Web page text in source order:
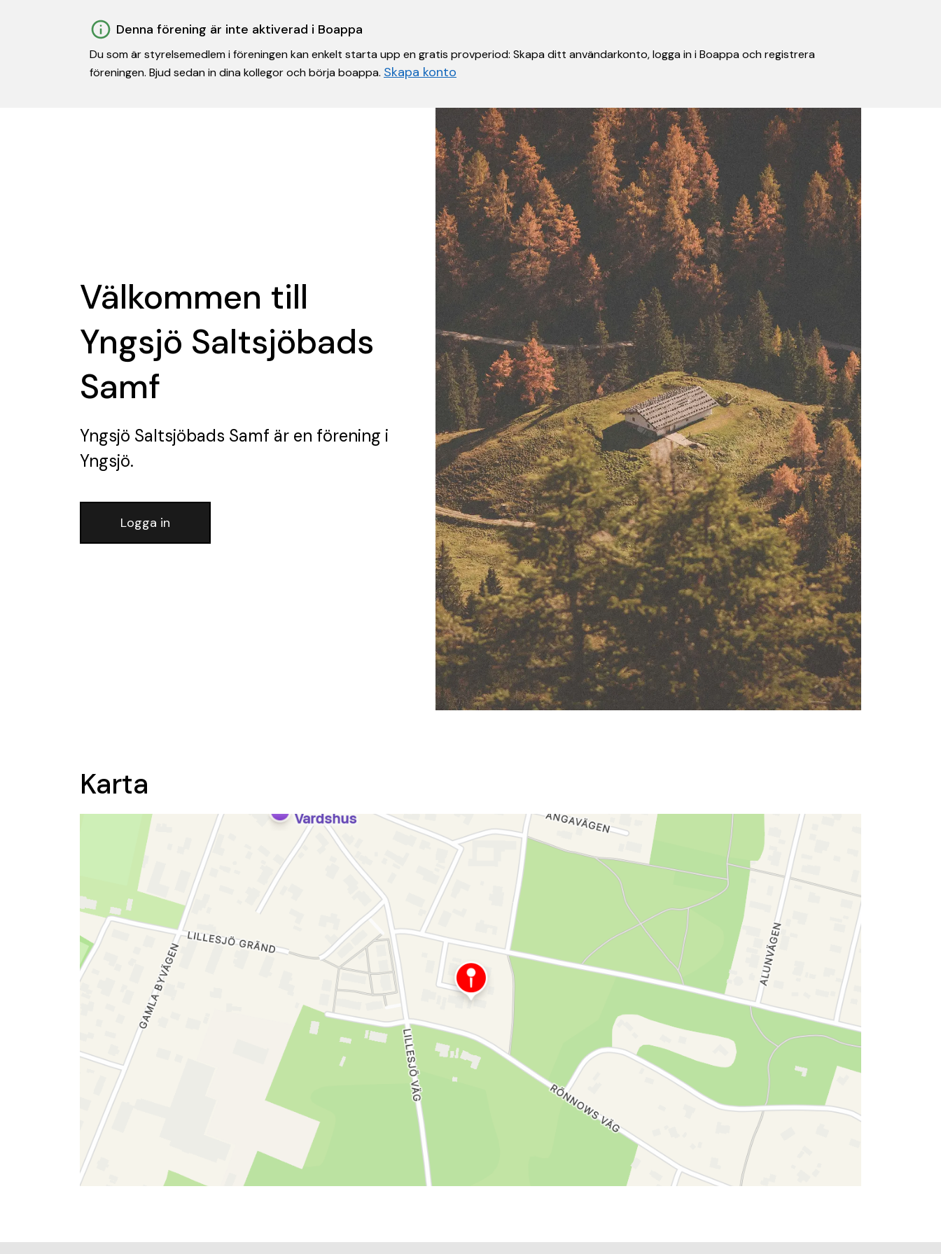
Denna förening är inte aktiverad i Boappa
Du som är styrelsemedlem i föreningen kan enkelt starta upp en gratis provperiod: Skapa ditt användarkonto, logga in i Boappa och registrera
föreningen. Bjud sedan in dina kollegor och börja boappa. Skapa konto
Välkommen till
Yngsjö Saltsjöbads
Samf
Yngsjö Saltsjöbads Samf är en förening i
Yngsjö.
Logga in
Karta